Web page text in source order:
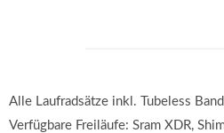
Alle Laufradsätze inkl. Tubeless
Verfügbare Freiläufe: Sram XDR,